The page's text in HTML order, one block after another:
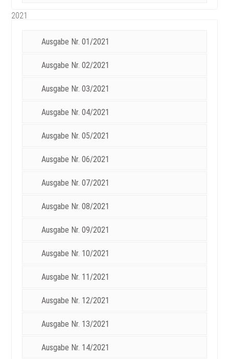
2021
Ausgabe Nr. 01/2021
Ausgabe Nr. 02/2021
Ausgabe Nr. 03/2021
Ausgabe Nr. 04/2021
Ausgabe Nr. 05/2021
Ausgabe Nr. 06/2021
Ausgabe Nr. 07/2021
Ausgabe Nr. 08/2021
Ausgabe Nr. 09/2021
Ausgabe Nr. 10/2021
Ausgabe Nr. 11/2021
Ausgabe Nr. 12/2021
Ausgabe Nr. 13/2021
Ausgabe Nr. 14/2021